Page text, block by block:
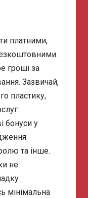
платними,
гроші за
Зазвичай,
пластику,
бонуси у
та інше.
не
мінімальна